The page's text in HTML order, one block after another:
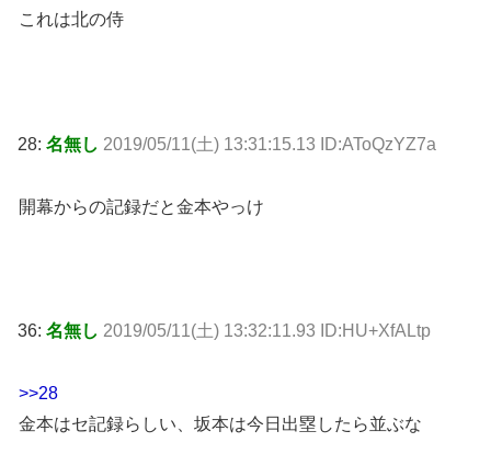
これは北の侍
28: 名無し 2019/05/11(土) 13:31:15.13 ID:AToQzYZ7a
開幕からの記録だと金本やっけ
36: 名無し 2019/05/11(土) 13:32:11.93 ID:HU+XfALtp
>>28
金本はセ記録らしい、坂本は今日出塁したら並ぶな